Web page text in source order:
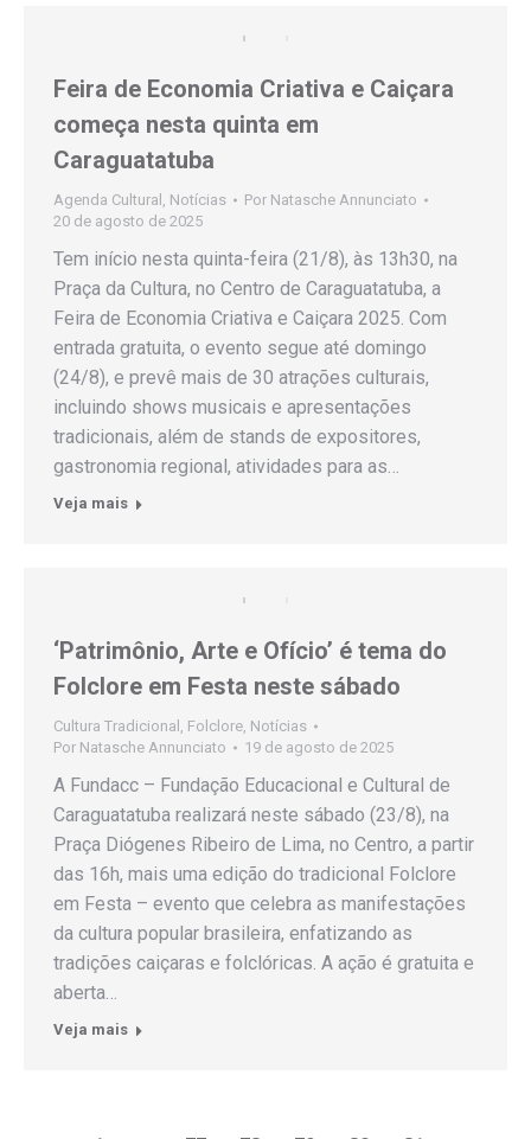
Feira de Economia Criativa e Caiçara
começa nesta quinta em
Caraguatatuba
Agenda Cultural , Notícias Por Natasche Annunciato
20 de agosto de 2025
Tem início nesta quinta-feira (21/8), às 13h30, na
Praça da Cultura, no Centro de Caraguatatuba, a
Feira de Economia Criativa e Caiçara 2025. Com
entrada gratuita, o evento segue até domingo
(24/8), e prevê mais de 30 atrações culturais,
incluindo shows musicais e apresentações
tradicionais, além de stands de expositores,
gastronomia regional, atividades para as…
Veja mais
‘Patrimônio, Arte e Ofício’ é tema do
Folclore em Festa neste sábado
Cultura Tradicional , Folclore, Notícias
Por Natasche Annunciato 19 de agosto de 2025
A Fundacc – Fundação Educacional e Cultural de
Caraguatatuba realizará neste sábado (23/8), na
Praça Diógenes Ribeiro de Lima, no Centro, a partir
das 16h, mais uma edição do tradicional Folclore
em Festa – evento que celebra as manifestações
da cultura popular brasileira, enfatizando as
tradições caiçaras e folclóricas. A ação é gratuita e
aberta…
Veja mais